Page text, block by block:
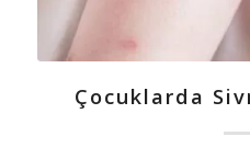
Çocuklarda